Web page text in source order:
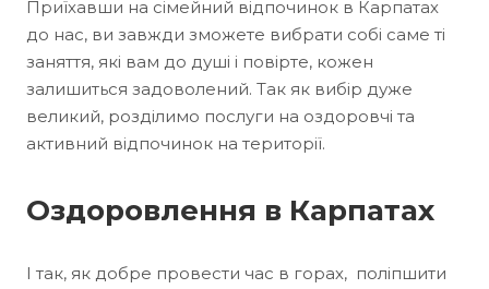
Приїхавши на сімейний відпочинок в Карпатах
до нас, ви завжди зможете вибрати собі саме ті
заняття, які вам до душі і повірте, кожен
залишиться задоволений. Так як вибір дуже
великий, розділимо послуги на оздоровчі та
активний відпочинок на території.
Оздоровлення в Карпатах
І так, як добре провести час в горах, поліпшити